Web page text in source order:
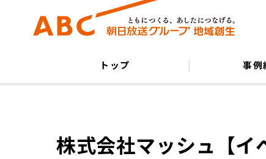
トップ 事例
株式会社マッシュ【イ